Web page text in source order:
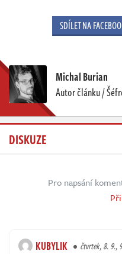
SDÍLET NA
Michal Burian
Autor článku /
DISKUZE
Pro napsání
KUBYLIK čtvrtek, 8. 9.,